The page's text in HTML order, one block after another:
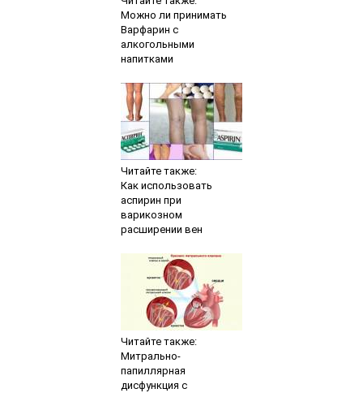
Можно ли принимать
Варфарин с
алкогольными
напитками
Читайте также:
Как использовать
аспирин при
варикозном
расширении вен
Читайте также:
Митрально-
папиллярная
дисфункция с